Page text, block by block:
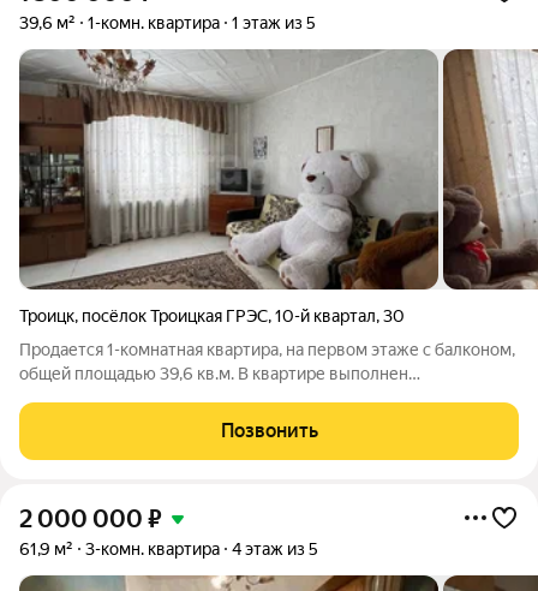
39,6 м² 1-комн. квартира 1 этаж из 5
Троицк, посёлок Троицкая ГРЭС,10-й квартал,30
Продается 1-комнатная квартира, на первом этаже с балконом,
общей площадью 39,6 кв.м. В квартире выполнен
окно в кухне, в комнате деревянное. На стенах поклеены обои.
Санузел совмещен. На полу
Позвонить
2 000 000 ₽
61,9 м² 3-комн. квартира 4 этаж из 5